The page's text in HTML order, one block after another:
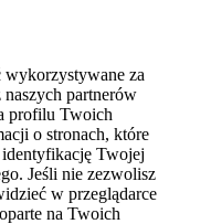
za
naszych partnerów
profilu Twoich
o stronach, które
Twojej
Jeśli nie zezwolisz
w przeglądarce
na Twoich